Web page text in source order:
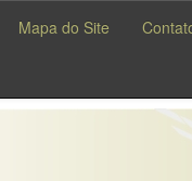
Mapa do Site